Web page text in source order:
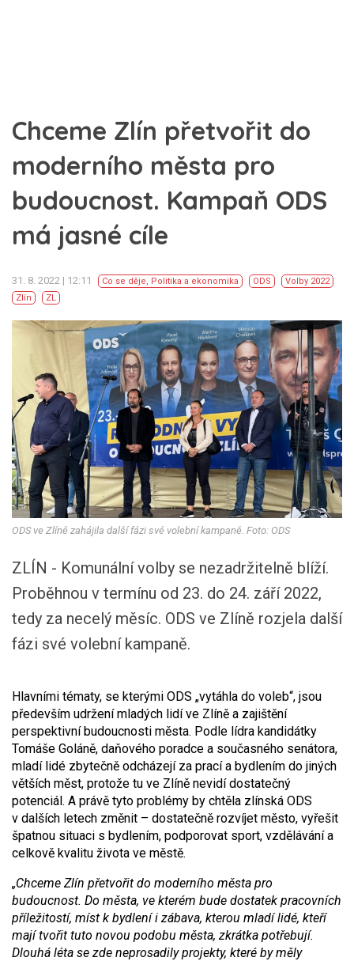
Chceme Zlín přetvořit do
moderního města pro
budoucnost. Kampaň ODS
má jasné cíle
31. 8. 2022 | 12:11 Co se děje, Politika a ekonomika ODS
Volby 2022
Zlín
ZL
ODS ve Zlíně zahájila další fázi své volební kampaně. Foto: ODS
ZLÍN - Komunální volby se nezadržitelně blíží.
Proběhnou v termínu od 23. do 24. září 2022,
tedy za necelý měsíc. ODS ve Zlíně rozjela další
fázi své volební kampaně.
Hlavními tématy, se kterými ODS „vytáhla do voleb“, jsou
především udržení mladých lidí ve Zlíně a zajištění
perspektivní budoucnosti města. Podle lídra kandidátky
Tomáše Goláně, daňového poradce a současného senátora,
mladí lidé zbytečně odcházejí za prací a bydlením do jiných
větších měst, protože tu ve Zlíně nevidí dostatečný
potenciál. A právě tyto problémy by chtěla zlínská ODS
v dalších letech změnit – dostatečně rozvíjet město, vyřešit
špatnou situaci s bydlením, podporovat sport, vzdělávání a
celkově kvalitu života ve městě.
„Chceme Zlín přetvořit do moderního města pro
budoucnost. Do města, ve kterém bude dostatek pracovních
příležitostí, míst k bydlení i zábava, kterou mladí lidé, kteří
mají tvořit tuto novou podobu města, zkrátka potřebují.
Dlouhá léta se zde neprosadily projekty, které by měly